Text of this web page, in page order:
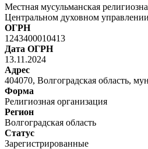
Местная мусульманская
Центральном духовном
ОГРН
1243400010413
Дата ОГРН
13.11.2024
Адрес
404070, Волгоградская область,
Форма
Религиозная организация
Регион
Волгоградская область
Статус
Зарегистрированные